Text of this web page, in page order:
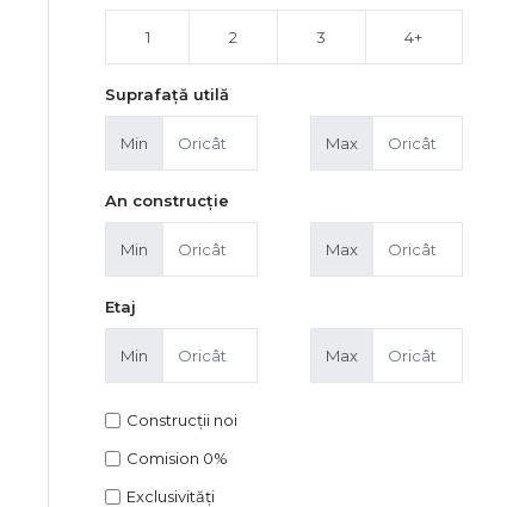
1 2 3 4+
Suprafață utilă
Min Max
An construcție
Min Max
Etaj
Min Max
Construcții noi
Comision 0%
Exclusivități